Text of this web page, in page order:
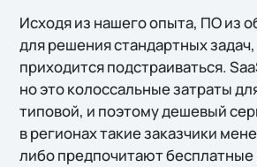
Исходя из нашего опыта, ПО из
для решения стандартных
приходится подстраиваться.
но это колоссальные затраты
типовой, и поэтому дешевый
в регионах такие заказчики
либо предпочитают бесплатные